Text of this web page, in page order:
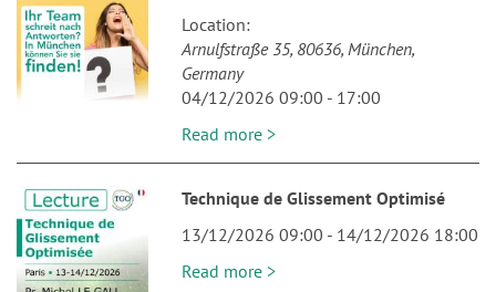
Location
Arnulfstraße 35 80636 München
Germany
04/12/2026 09:00 - 17:00
Read more >
Technique de Glissement Optimisé
13/12/2026 09:00 - 14/12/2026 18:00
Read more >